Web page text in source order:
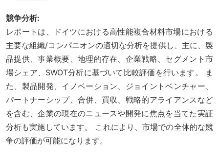
競争分析:
レポートは、ドイツにおける高性能複合材料市場における
主要な組織/コンパニオンの適切な分析を提供し、主に、製
品提供、事業概要、地理的存在、企業戦略、セグメント市
場シェア、SWOT分析に基づいて比較評価を行います。 ま
た、製品開発、イノベーション、ジョイントベンチャー、
パートナーシップ、合併、買収、戦略的アライアンスなど
を含む、企業の現在のニュースや開発に焦点を当てた実証
分析も実施しています。 これにより、市場での全体的な競
争の評価が可能になります。